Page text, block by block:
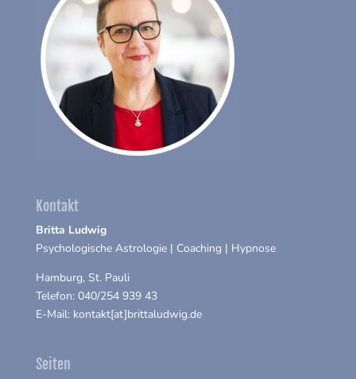
Kontakt
Britta Ludwig
Psychologische Astrologie | Coaching | Hypnose
Hamburg, St. Pauli
Telefon: 040/254 939 43
E-Mail: kontakt[at]brittaludwig.de
Seiten